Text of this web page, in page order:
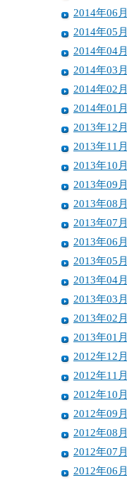
2014年06月
2014年05月
2014年04月
2014年03月
2014年02月
2014年01月
2013年12月
2013年11月
2013年10月
2013年09月
2013年08月
2013年07月
2013年06月
2013年05月
2013年04月
2013年03月
2013年02月
2013年01月
2012年12月
2012年11月
2012年10月
2012年09月
2012年08月
2012年07月
2012年06月